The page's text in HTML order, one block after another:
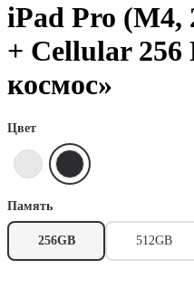
iPad Pro (M4,
+ Cellular
космос»
Цвет
Память
256GB 512GB